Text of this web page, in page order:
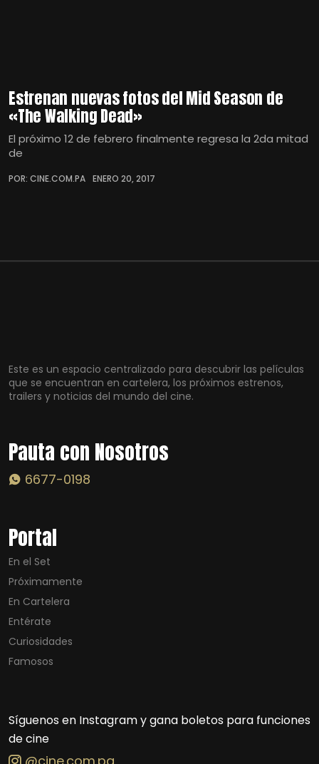
Estrenan nuevas fotos del Mid Season de
«The Walking Dead»
El próximo 12 de febrero finalmente regresa la 2da mitad
de
POR: CINE.COM.PA ENERO 20, 2017
Este es un espacio centralizado para descubrir las películas
que se encuentran en cartelera, los próximos estrenos,
trailers y noticias del mundo del cine.
Pauta con Nosotros
6677-0198
Portal
En el Set
Próximamente
En Cartelera
Entérate
Curiosidades
Famosos
Síguenos en Instagram y gana boletos para funciones
de cine